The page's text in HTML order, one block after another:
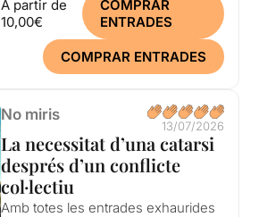
A partir de
10,00€
COMPRAR
ENTRADES
COMPRAR ENTRADES
No miris
13/07/2026
La necessitat d’una catarsi
després d’un conflicte
col·lectiu
Amb totes les entrades exhaurides